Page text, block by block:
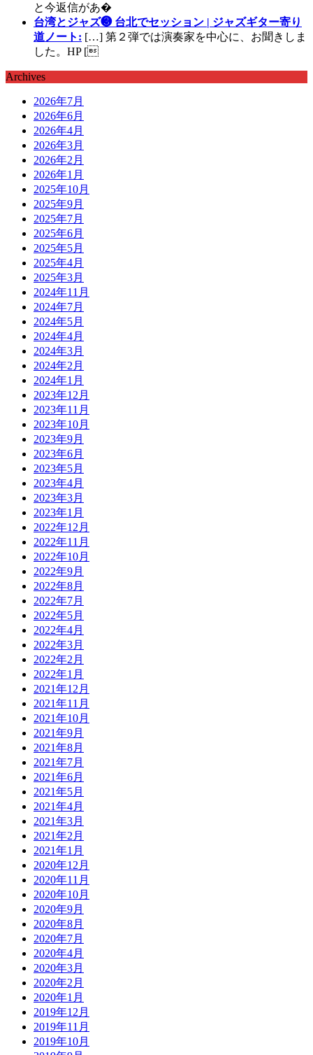
と今返信があ�
台湾とジャズ❸ 台北でセッション | ジャズギター寄り
道ノート: […] 第２弾では演奏家を中心に、お聞きしま
した。HP [
Archives
2026年7月
2026年6月
2026年4月
2026年3月
2026年2月
2026年1月
2025年10月
2025年9月
2025年7月
2025年6月
2025年5月
2025年4月
2025年3月
2024年11月
2024年7月
2024年5月
2024年4月
2024年3月
2024年2月
2024年1月
2023年12月
2023年11月
2023年10月
2023年9月
2023年6月
2023年5月
2023年4月
2023年3月
2023年1月
2022年12月
2022年11月
2022年10月
2022年9月
2022年8月
2022年7月
2022年5月
2022年4月
2022年3月
2022年2月
2022年1月
2021年12月
2021年11月
2021年10月
2021年9月
2021年8月
2021年7月
2021年6月
2021年5月
2021年4月
2021年3月
2021年2月
2021年1月
2020年12月
2020年11月
2020年10月
2020年9月
2020年8月
2020年7月
2020年4月
2020年3月
2020年2月
2020年1月
2019年12月
2019年11月
2019年10月